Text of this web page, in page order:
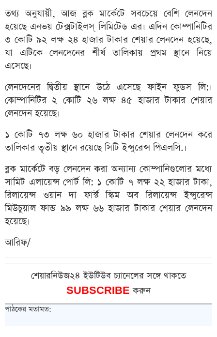
তথ্য অনুযায়ী, আজ ব্লক মার্কেটে সবচেয়ে বেশি লেনদেন
হয়েছে এনভয় টেক্সটাইলস্‌ লিমিটেড এর। এদিন কোম্পানিটির
৩ কোটি ৯২ লক্ষ ২৪ হাজার টাকার শেয়ার লেনদেন হয়েছে,
যা এটিকে লেনদেনের শীর্ষ তালিকায় প্রথম স্থানে নিয়ে
এসেছে।
লেনদেনের দ্বিতীয় স্থানে উঠে এসেছে ফাইন ফুডস লি:।
কোম্পানিটির ২ কোটি ২৬ লক্ষ ৪৫ হাজার টাকার শেয়ার
লেনদেন হয়েছে।
১ কোটি ৭৩ লক্ষ ৬০ হাজার টাকার শেয়ার লেনদেন করে
তালিকার তৃতীয় স্থানে রয়েছে সিটি ইন্সুরেন্স পিএলসি.।
ব্লক মার্কেটে বড় লেনদেন করা অন্যান্য কোম্পানিগুলোর মধ্যে
সামিট এলায়েন্স পোর্ট লি: ১ কোটি ৭ লক্ষ ২২ হাজার টাকা,
রিলায়েন্স ওয়ান দা ফার্স্ট স্কিম অব রিলায়েন্স ইন্সুরেন্স
মিউচুয়াল ফান্ড ৯৯ লক্ষ ৬৬ হাজার টাকার শেয়ার লেনদেন
হয়েছে।
আরিফ/
শেয়ারনিউজ২৪ ইউটিউব চ্যানেলের সঙ্গে থাকতে
SUBSCRIBEকরুন
পাঠকের মতামত: